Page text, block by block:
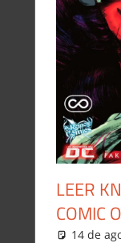
LEER
COMIC
14 de